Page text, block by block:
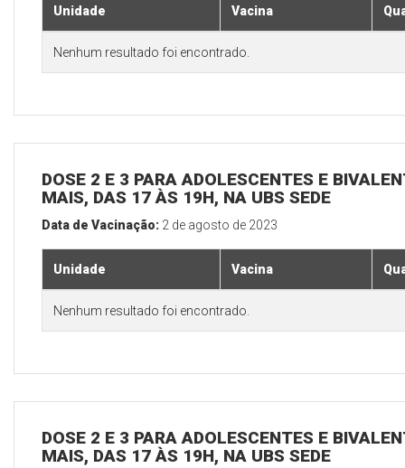
Unidade Vacina
Nenhum resultado foi encontrado.
DOSE 2 E 3 PARA ADOLESCENTES E
MAIS, DAS 17 ÀS 19H, NA UBS SEDE
Data de Vacinação: 2 de agosto de 2023
Unidade Vacina
Nenhum resultado foi encontrado.
DOSE 2 E 3 PARA ADOLESCENTES E
MAIS, DAS 17 ÀS 19H, NA UBS SEDE